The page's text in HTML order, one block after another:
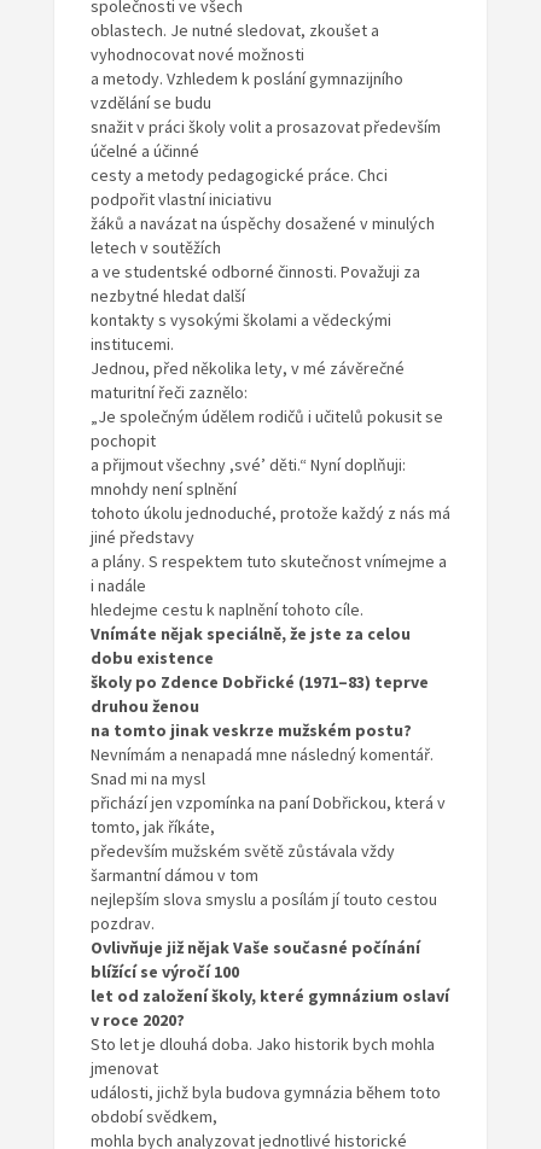
společnosti ve všech
oblastech. Je nutné sledovat, zkoušet a
vyhodnocovat nové možnosti
a metody. Vzhledem k poslání gymnazijního
vzdělání se budu
snažit v práci školy volit a prosazovat především
účelné a účinné
cesty a metody pedagogické práce. Chci
podpořit vlastní iniciativu
žáků a navázat na úspěchy dosažené v minulých
letech v soutěžích
a ve studentské odborné činnosti. Považuji za
nezbytné hledat další
kontakty s vysokými školami a vědeckými
institucemi.
Jednou, před několika lety, v mé závěrečné
maturitní řeči zaznělo:
„Je společným údělem rodičů i učitelů pokusit se
pochopit
a přijmout všechny ,své’ děti.“ Nyní doplňuji:
mnohdy není splnění
tohoto úkolu jednoduché, protože každý z nás má
jiné představy
a plány. S respektem tuto skutečnost vnímejme a
i nadále
hledejme cestu k naplnění tohoto cíle.
Vnímáte nějak speciálně, že jste za celou
dobu existence
školy po Zdence Dobřické (1971–83) teprve
druhou ženou
na tomto jinak veskrze mužském postu?
Nevnímám a nenapadá mne následný komentář.
Snad mi na mysl
přichází jen vzpomínka na paní Dobřickou, která v
tomto, jak říkáte,
především mužském světě zůstávala vždy
šarmantní dámou v tom
nejlepším slova smyslu a posílám jí touto cestou
pozdrav.
Ovlivňuje již nějak Vaše současné počínání
blížící se výročí 100
let od založení školy, které gymnázium oslaví
v roce 2020?
Sto let je dlouhá doba. Jako historik bych mohla
jmenovat
události, jichž byla budova gymnázia během toto
období svědkem,
mohla bych analyzovat jednotlivé historické